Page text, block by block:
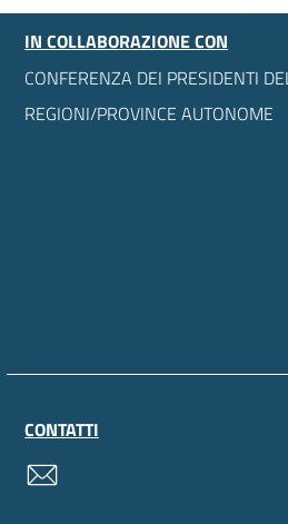
IN COLLABORAZIONE CON
CONFERENZA DEI PRESIDENTI
REGIONI/PROVINCE AUTONOME
CONTATTI